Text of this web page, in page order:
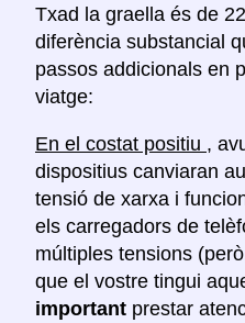
Txad la graella és de
diferència substancial
passos addicionals en
viatge:
En el costat positiu ,
dispositius canviaran
tensió de xarxa i
els carregadors de
múltiples tensions
que el vostre tingui
important prestar